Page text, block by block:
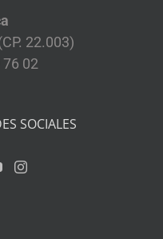
22.003)
02
SOCIALES